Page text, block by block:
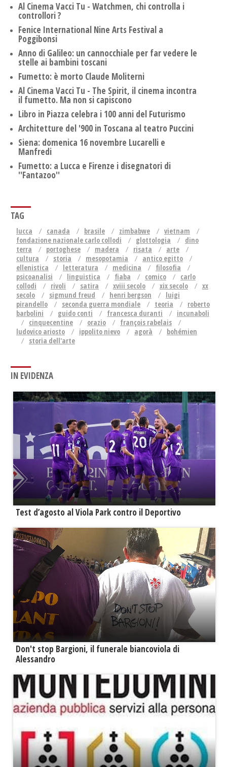
Al Cinema Vacci Tu - Watchmen, chi controlla i
controllori ?
Fenice International Nine Arts Festival a
Poggibonsi
Anno di Galileo: un cannocchiale per far vedere le
stelle ai bambini toscani
Fumetto: è morto Claude Moliterni
Al Cinema Vacci Tu - The Spirit, il cinema incontra
il fumetto. Ma non si capiscono
Libro in Piazza celebra i 100 anni del Futurismo
Architetture del '900 in Toscana al teatro Puccini
Siena: domenica 16 novembre Lucarelli e
Manfredi
Fumetto: a Lucca e Firenze i disegnatori di
''Fantazoo''
TAG
lucca canada brasile zimbabwe
vietnam
fondazione nazionale carlo collodi
glottologia
dino
terra
portoghese madera risata
arte
cultura
storia mesopotamia
antico egitto
ellenistica
letteratura medicina
filosofia
psicoanalisi
linguistica fiaba comico
carlo
collodi
rivoli satira xviii secolo xix secolo
xx
secolo
sigmund freud henri bergson
luigi
pirandello
seconda guerra mondiale teoria
roberto
barbolini
guido conti francesca duranti
incunaboli
cinquecentine
orazio
françois rabelais
ludovico ariosto
ippolito nievo agorà
bohémien
storia dell'arte
IN EVIDENZA
Test d’agosto al Viola Park contro il Deportivo
Don't stop Bargioni, il funerale biancoviola di
Alessandro